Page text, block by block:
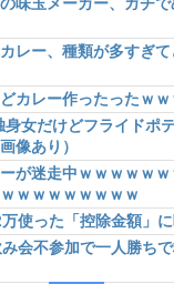
カレー、種類が多すぎ
カレー作ったったｗｗ
女だけどフライドポ
あり）
ーが迷走中ｗｗｗｗｗ
ｗｗｗｗｗｗｗｗ
使った「控除金額」
会不参加で一人勝ち